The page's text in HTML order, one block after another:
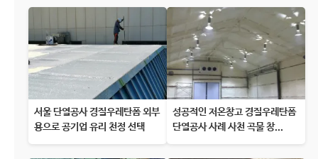
서울 단열공사 경질우레탄폼 외부
용으로 공기업 유리 천정 선택
성공적인 저온창고 경질우레탄폼
단열공사 사례 사천 곡물 창...